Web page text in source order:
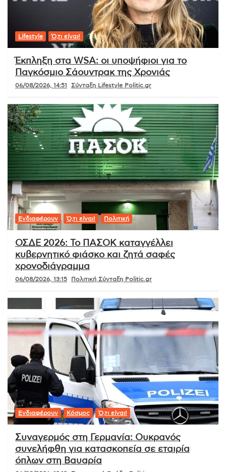
Lifestyle Ό,τι είναι!
Έκπληξη στα WSA: οι υποψήφιοι για το
Παγκόσμιο Σάουντρακ της Χρονιάς
06/08/2026, 14:51 Σύνταξη Lifestyle Politic.gr
Ενδιαφέρουν Ό,τι είναι! Πολιτική
ΟΣΔΕ 2026: Το ΠΑΣΟΚ καταγγέλλει
κυβερνητικό φιάσκο και ζητά σαφές
χρονοδιάγραμμα
06/08/2026, 13:15 Πολιτική Σύνταξη Politic.gr
Ενδιαφέρουν Κόσμος Ό,τι είναι!
Συναγερμός στη Γερμανία: Ουκρανός
συνελήφθη για κατασκοπεία σε εταιρία
όπλων στη Βαυαρία